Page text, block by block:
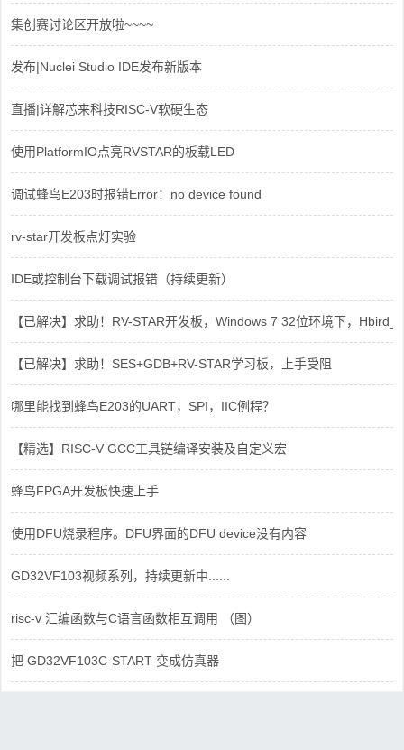
集创赛讨论区开放啦~~~~
发布|Nuclei Studio IDE发布新版本
直播|详解芯来科技RISC-V软硬生态
使用PlatformIO点亮RVSTAR的板载LED
调试蜂鸟E203时报错Error：no device found
rv-star开发板点灯实验
IDE或控制台下载调试报错（持续更新）
【已解决】求助！RV-STAR开发板，Windows 7 32位环境下，
【已解决】求助！SES+GDB+RV-STAR学习板，上手受阻
哪里能找到蜂鸟E203的UART，SPI，IIC例程？
【精选】RISC-V GCC工具链编译安装及自定义宏
蜂鸟FPGA开发板快速上手
使用DFU烧录程序。DFU界面的DFU device没有内容
GD32VF103视频系列，持续更新中......
risc-v 汇编函数与C语言函数相互调用 （图）
把 GD32VF103C-START 变成仿真器